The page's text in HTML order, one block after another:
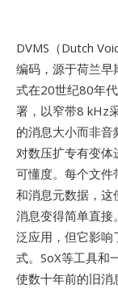
DVMS（Dutch
编码，源于荷兰早
式在20世纪80年
署，以窄带8 kHz
的消息大小而非
对数压扩专有变
可懂度。每个文件
和消息元数据，这
消息变得简单直接
泛应用，但它影响
式。SoX等工具和
使数十年前的旧消